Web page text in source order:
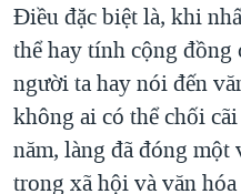
Điều đặc biệt là, khi
thể hay tính cộng đồng
người ta hay nói đến
không ai có thể chối
năm, làng đã đóng
trong xã hội và văn